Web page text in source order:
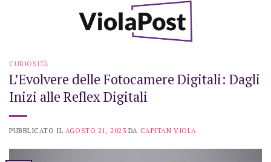
CURIOSITÀ
L’Evolvere delle Fotocamere Digitali: Dagli
Inizi alle Reflex Digitali
PUBBLICATO IL AGOSTO 21, 2023 DA CAPITAN VIOLA